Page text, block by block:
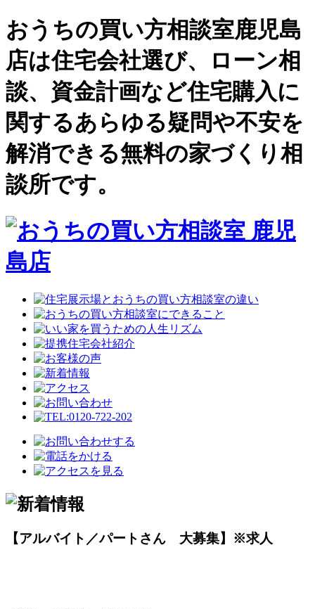
おうちの買い方相談室鹿児島
店は住宅会社選び、ローン相
談、資金計画など住宅購入に
関するあらゆる疑問や不安を
解消できる無料の家づくり相
談所です。
【アルバイト／パートさん 大募集】※求人